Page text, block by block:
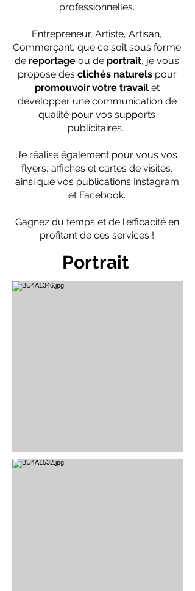
professionnelles.
Entrepreneur, Artiste, Artisan,
Commerçant, que ce soit sous forme
de reportage ou de portrait, je vous
propose des clichés naturelspour
promouvoir votre travailet
développer une communication de
qualité pour vos supports
publicitaires.
Je réalise également pour vous vos
flyers, affiches et cartes de visites,
ainsi que vos publications Instagram
et Facebook.
Gagnez du temps et de l'efficacité en
profitant de ces services !
Portrait